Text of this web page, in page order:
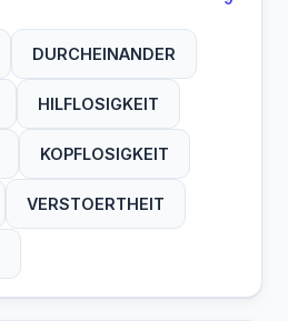
DURCHEINANDER
HILFLOSIGKEIT
KOPFLOSIGKEIT
VERSTOERTHEIT